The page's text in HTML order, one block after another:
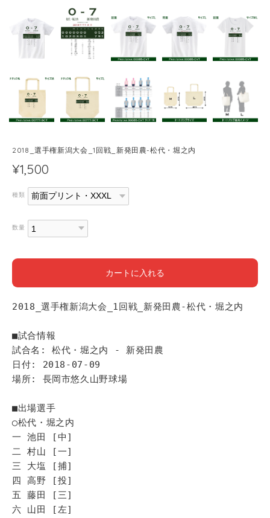
2018_選手権新潟大会_1回戦_新発田農-松代・堀之内
¥1,500
種類
数量
カートに入れる
2018_選手権新潟大会_1回戦_新発田農-松代・堀之内
■試合情報
試合名: 松代・堀之内 - 新発田農
日付: 2018-07-09
場所: 長岡市悠久山野球場
■出場選手
◯松代・堀之内
一 池田 [中]
二 村山 [一]
三 大塩 [捕]
四 高野 [投]
五 藤田 [三]
六 山田 [左]